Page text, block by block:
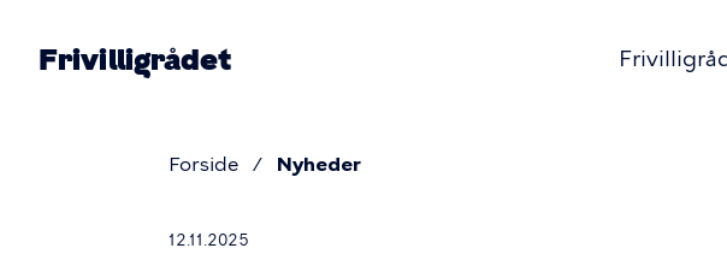
hovedindhold
Frivilligrådet
navigation
Brødkrumme
Forside Nyheder
12.11.2025